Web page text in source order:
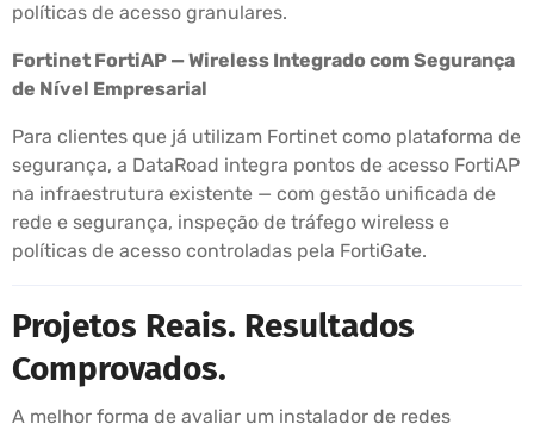
políticas de acesso granulares.
Fortinet FortiAP — Wireless Integrado com Segurança
de Nível Empresarial
Para clientes que já utilizam Fortinet como plataforma de
segurança, a DataRoad integra pontos de acesso FortiAP
na infraestrutura existente — com gestão unificada de
rede e segurança, inspeção de tráfego wireless e
políticas de acesso controladas pela FortiGate.
Projetos Reais. Resultados
Comprovados.
A melhor forma de avaliar um instalador de redes